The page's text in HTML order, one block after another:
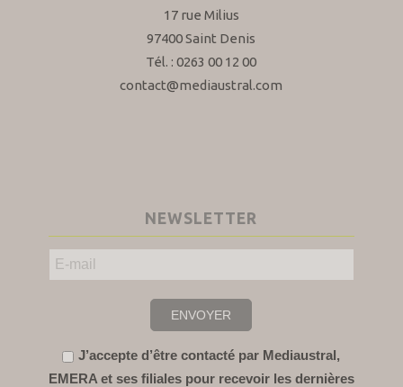
17 rue Milius
97400 Saint Denis
Tél. : 0263 00 12 00
contact@mediaustral.com
NEWSLETTER
J’accepte d’être contacté par Mediaustral,
EMERA et ses filiales pour recevoir les dernières